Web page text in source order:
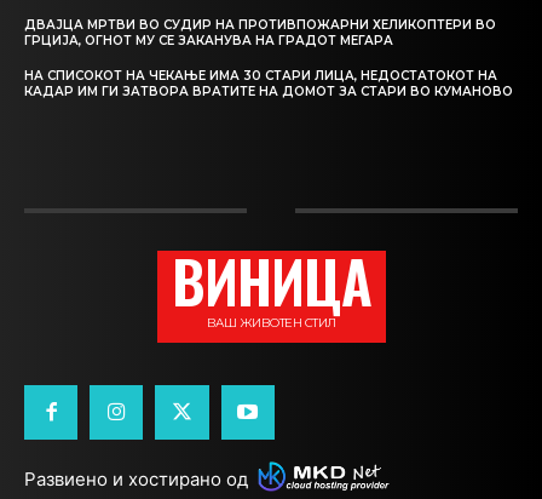
ДВАЈЦА МРТВИ ВО СУДИР НА ПРОТИВПОЖАРНИ ХЕЛИКОПТЕРИ ВО
ГРЦИЈА, ОГНОТ МУ СЕ ЗАКАНУВА НА ГРАДОТ МЕГАРА
НА СПИСОКОТ НА ЧЕКАЊЕ ИМА 30 СТАРИ ЛИЦА, НЕДОСТАТОКОТ НА
КАДАР ИМ ГИ ЗАТВОРА ВРАТИТЕ НА ДОМОТ ЗА СТАРИ ВО КУМАНОВО
ВИНИЦА
ВАШ ЖИВОТЕН СТИЛ
Развиено и хостирано од